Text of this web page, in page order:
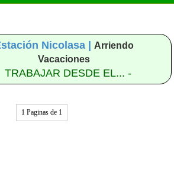
Nicolasa |
Arriendo
Vacaciones
TRABAJAR DESDE EL... -
1 Paginas de 1